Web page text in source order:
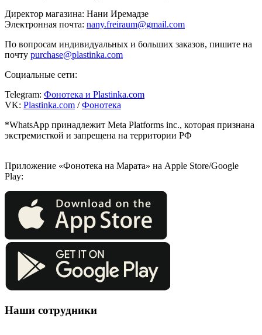
Директор магазина: Нани Иремадзе
Электронная почта: nany.freiraum@gmail.com
По вопросам индивидуальных и больших заказов, пишите на
почту purchase@plastinka.com
Социальные сети:
Telegram: Фонотека и Plastinka.com
VK: Plastinka.com /Фонотека
*WhatsApp принадлежит Meta Platforms inc., которая признана
экстремисткой и запрещена на территории РФ
Приложение «Фонотека на Марата» на Apple Store/Google
Play:
Наши сотрудники